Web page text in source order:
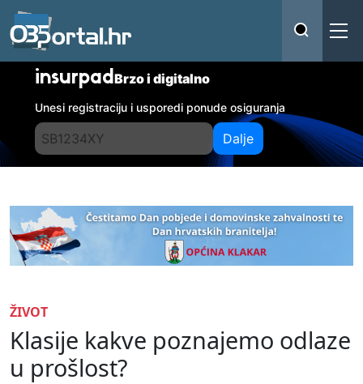
insurpadBrzo i digitalno
Unesi registraciju i usporedi ponude osiguranja
Dalje
ŽIVOT
Klasije kakve poznajemo odlaze
u prošlost?